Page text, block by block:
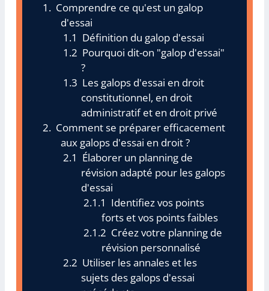
Comprendre ce qu'est un galop
d'essai
Définition du galop d'essai
Pourquoi dit-on "galop d'essai"
?
Les galops d'essai en droit
constitutionnel, en droit
administratif et en droit privé
Comment se préparer efficacement
aux galops d'essai en droit ?
Élaborer un planning de
révision adapté pour les galops
d'essai
Identifiez vos points
forts et vos points faibles
Créez votre planning de
révision personnalisé
Utiliser les annales et les
sujets des galops d'essai